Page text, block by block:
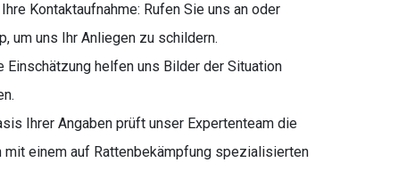
Kontaktaufnahme: Rufen Sie uns an oder
um uns Ihr Anliegen zu schildern.
Einschätzung helfen uns Bilder der Situation
Ihrer Angaben prüft unser Expertenteam die
mit einem auf Rattenbekämpfung spezialisierten